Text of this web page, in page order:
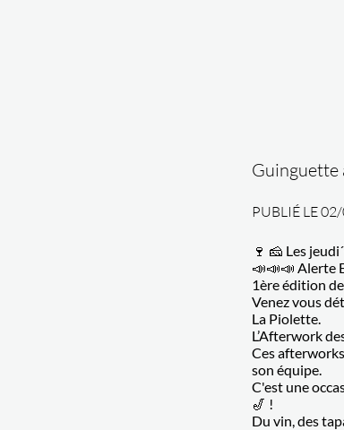
Guinguette
PUBLIÉ LE
🍷 🧀 Les
📣📣📣 Alerte
1ère édition
Venez vous
La Piolette.
L’Afterwork
Ces
son équipe.
C'est une
🎷 !
Du vin, des